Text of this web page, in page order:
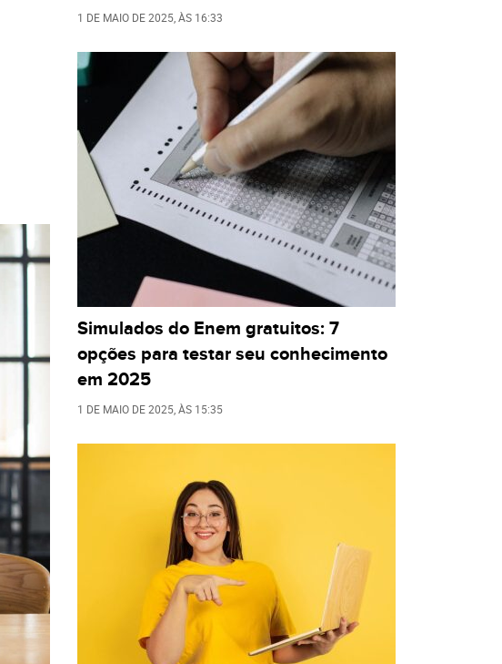
1 DE MAIO DE 2025 , ÀS 16:33
Simulados do Enem gratuitos: 7
opções para testar seu conhecimento
em 2025
1 DE MAIO DE 2025 , ÀS 15:35